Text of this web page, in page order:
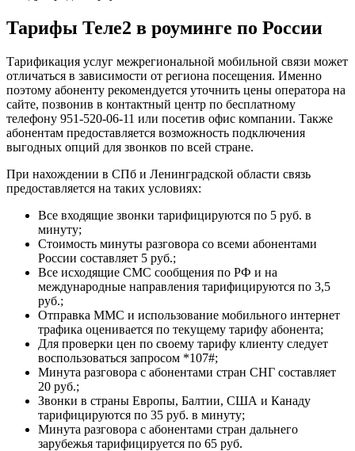
Тарифы Теле2 в роуминге по России
Тарификация услуг межрегиональной мобильной связи может
отличаться в зависимости от региона посещения. Именно
поэтому абоненту рекомендуется уточнить цены оператора на
сайте, позвонив в контактный центр по бесплатному
телефону 951-520-06-11 или посетив офис компании. Также
абонентам предоставляется возможность подключения
выгодных опций для звонков по всей стране.
При нахождении в СПб и Ленинградской области связь
предоставляется на таких условиях:
Все входящие звонки тарифицируются по 5 руб. в
минуту;
Стоимость минуты разговора со всеми абонентами
России составляет 5 руб.;
Все исходящие СМС сообщения по РФ и на
международные направления тарифицируются по 3,5
руб.;
Отправка ММС и использование мобильного интернет
трафика оценивается по текущему тарифу абонента;
Для проверки цен по своему тарифу клиенту следует
воспользоваться запросом *107#;
Минута разговора с абонентами стран СНГ составляет
20 руб.;
Звонки в страны Европы, Балтии, США и Канаду
тарифицируются по 35 руб. в минуту;
Минута разговора с абонентами стран дальнего
зарубежья тарифицируется по 65 руб.